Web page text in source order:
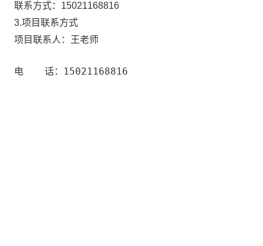
联系方式： 15021168816
3.项目联系方式
项目联系人： 王老师
电 话： 15021168816